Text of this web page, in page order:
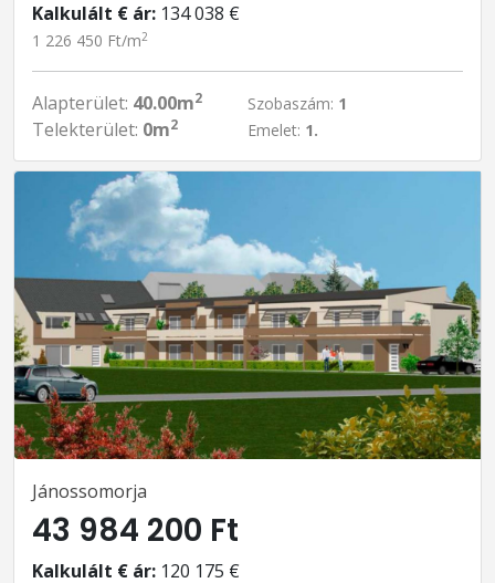
Kalkulált € ár: 134 038 €
1 226 450 Ft/m2
Alapterület: 40.00m2
Telekterület: 0m2
Szobaszám: 1
Emelet: 1.
Jánossomorja
43 984 200 Ft
Kalkulált € ár: 120 175 €